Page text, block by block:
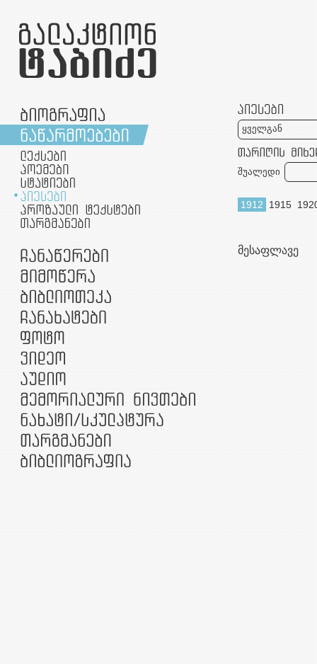
ყველგან
შუალედი
1912 1915
მესაფლავე